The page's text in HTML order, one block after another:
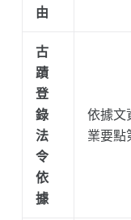
由
古
蹟
登
錄
法
令
依
據
依據文
業要點